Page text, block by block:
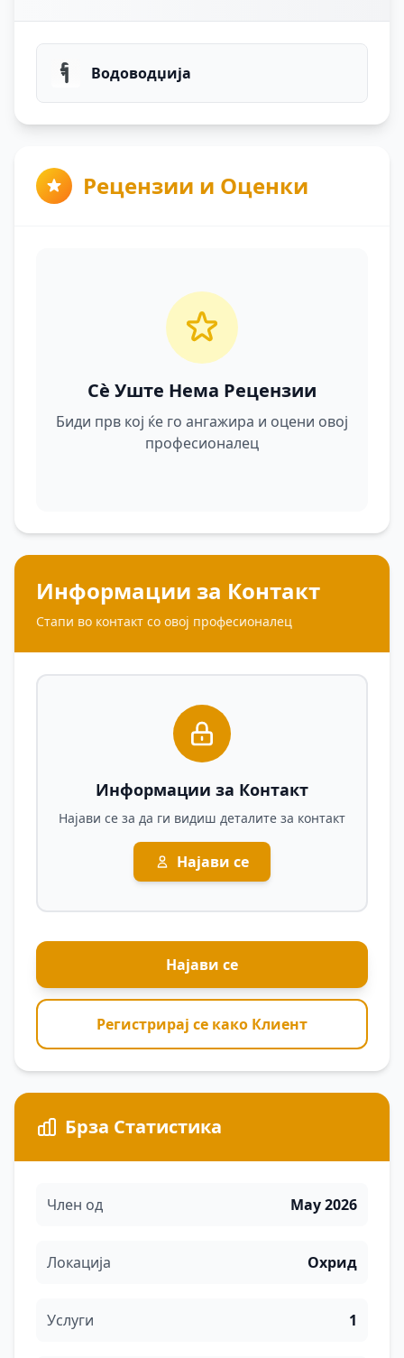
Водоводџија
Рецензии и Оценки
Сè Уште Нема Рецензии
Биди прв кој ќе го ангажира и оцени овој
професионалец
Информации за Контакт
Стапи во контакт со овој професионалец
Информации за Контакт
Најави се за да ги видиш деталите за контакт
Најави се
Најави се
Регистрирај се како Клиент
Брза Статистика
Член од May 2026
Локација Охрид
Услуги 1